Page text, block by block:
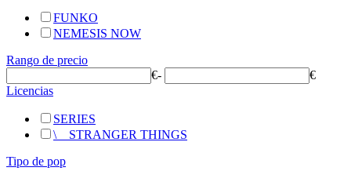
FUNKO
NEMESIS NOW
Rango de precio
€-
€
Licencias
SERIES
\__ STRANGER THINGS
Tipo de pop